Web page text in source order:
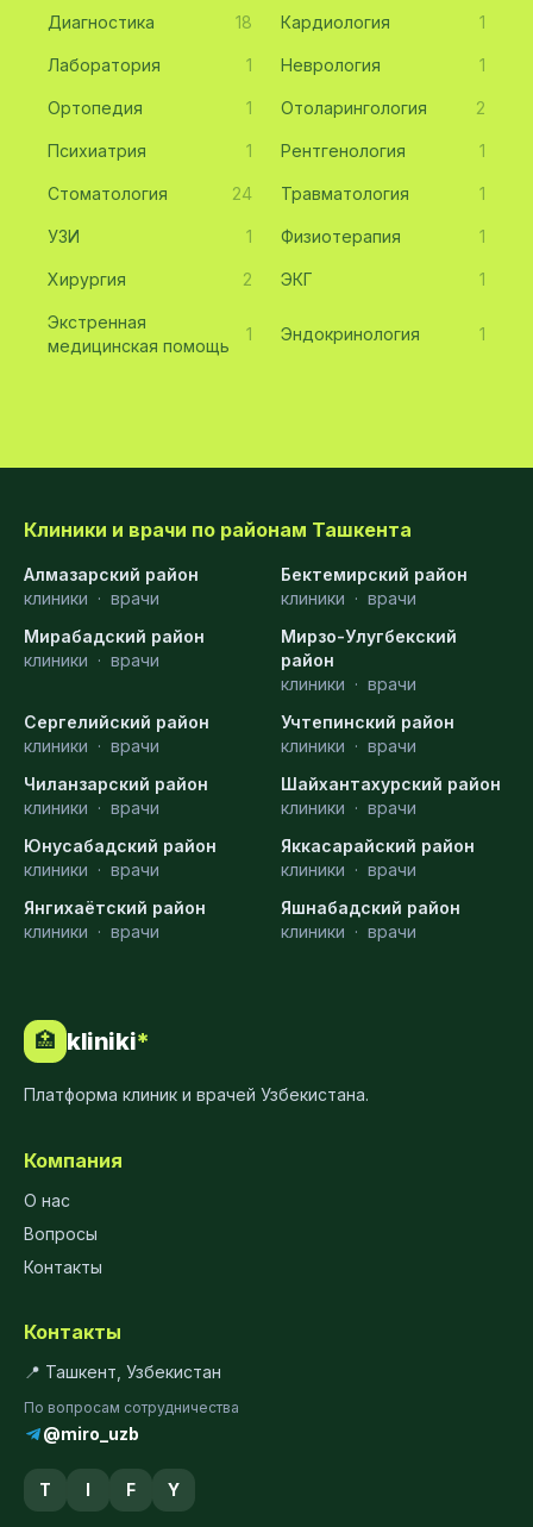
Диагностика 18 Кардиология 1
Лаборатория 1 Неврология 1
Ортопедия 1 Отоларингология 2
Психиатрия 1 Рентгенология 1
Стоматология 24 Травматология 1
УЗИ 1 Физиотерапия 1
Хирургия 2 ЭКГ 1
Экстренная
медицинская помощь
1 Эндокринология 1
Клиники и врачи по районам Ташкента
Алмазарский район
клиники · врачи
Бектемирский район
клиники · врачи
Мирабадский район
клиники · врачи
Мирзо-Улугбекский
район
клиники · врачи
Сергелийский район
клиники · врачи
Учтепинский район
клиники · врачи
Чиланзарский район
клиники · врачи
Шайхантахурский район
клиники · врачи
Юнусабадский район
клиники · врачи
Яккасарайский район
клиники · врачи
Янгихаётский район
клиники · врачи
Яшнабадский район
клиники · врачи
🏥 kliniki*
Платформа клиник и врачей Узбекистана.
Компания
О нас
Вопросы
Контакты
Контакты
📍 Ташкент, Узбекистан
По вопросам сотрудничества
@miro_uzb
T I F Y